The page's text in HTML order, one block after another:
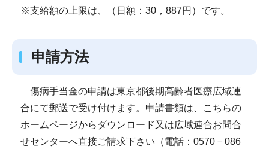
※支給額の上限は、（日額：30，887円）です。
申請方法
傷病手当金の申請は東京都後期高齢者医療広域連
合にて郵送で受け付けます。申請書類は、こちらの
ホームページからダウンロード又は広域連合お問合
せセンターへ直接ご請求下さい（電話：0570－086